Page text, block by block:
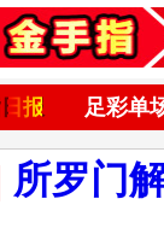
报 足彩单
所罗门